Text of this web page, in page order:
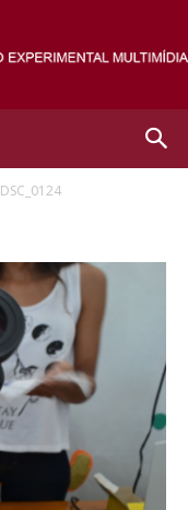
DSC_0124